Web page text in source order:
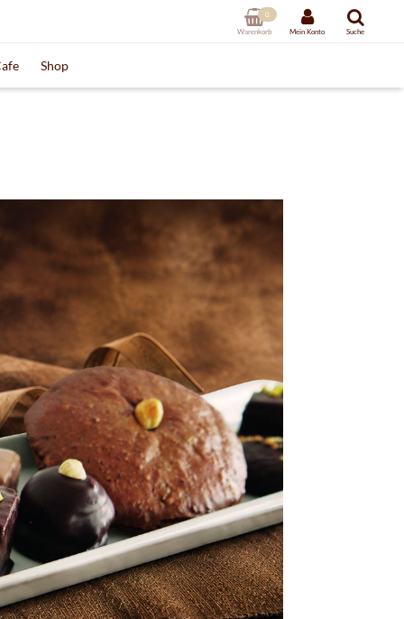
Warenkorb
0
Mein Konto
Suche
Shop